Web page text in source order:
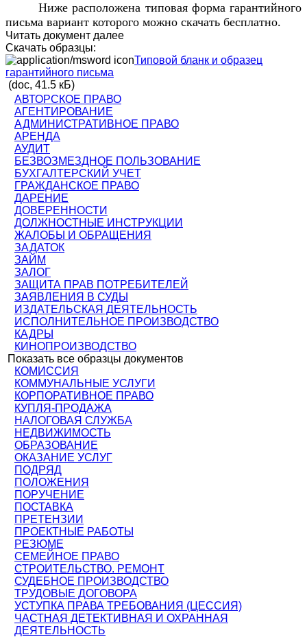
Ниже расположена типовая форма гарантийного
письма вариант которого можно скачать бесплатно.
Читать документ далее
Скачать образцы:
Типовой бланк и образец
гарантийного письма
(doc, 41.5 кБ)
АВТОРСКОЕ ПРАВО
АГЕНТИРОВАНИЕ
АДМИНИСТРАТИВНОЕ ПРАВО
АРЕНДА
АУДИТ
БЕЗВОЗМЕЗДНОЕ ПОЛЬЗОВАНИЕ
БУХГАЛТЕРСКИЙ УЧЕТ
ГРАЖДАНСКОЕ ПРАВО
ДАРЕНИЕ
ДОВЕРЕННОСТИ
ДОЛЖНОСТНЫЕ ИНСТРУКЦИИ
ЖАЛОБЫ И ОБРАЩЕНИЯ
ЗАДАТОК
ЗАЙМ
ЗАЛОГ
ЗАЩИТА ПРАВ ПОТРЕБИТЕЛЕЙ
ЗАЯВЛЕНИЯ В СУДЫ
ИЗДАТЕЛЬСКАЯ ДЕЯТЕЛЬНОСТЬ
ИСПОЛНИТЕЛЬНОЕ ПРОИЗВОДСТВО
КАДРЫ
КИНОПРОИЗВОДСТВО
Показать все образцы документов
КОМИССИЯ
КОММУНАЛЬНЫЕ УСЛУГИ
КОРПОРАТИВНОЕ ПРАВО
КУПЛЯ-ПРОДАЖА
НАЛОГОВАЯ СЛУЖБА
НЕДВИЖИМОСТЬ
ОБРАЗОВАНИЕ
ОКАЗАНИЕ УСЛУГ
ПОДРЯД
ПОЛОЖЕНИЯ
ПОРУЧЕНИЕ
ПОСТАВКА
ПРЕТЕНЗИИ
ПРОЕКТНЫЕ РАБОТЫ
РЕЗЮМЕ
СЕМЕЙНОЕ ПРАВО
СТРОИТЕЛЬСТВО. РЕМОНТ
СУДЕБНОЕ ПРОИЗВОДСТВО
ТРУДОВЫЕ ДОГОВОРА
УСТУПКА ПРАВА ТРЕБОВАНИЯ (ЦЕССИЯ)
ЧАСТНАЯ ДЕТЕКТИВНАЯ И ОХРАННАЯ
ДЕЯТЕЛЬНОСТЬ